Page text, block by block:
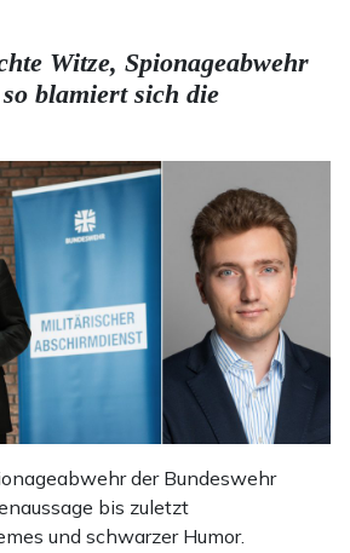
Witze, Spionageabwehr
blamiert sich die
der Bundeswehr
bis zuletzt
und schwarzer Humor.